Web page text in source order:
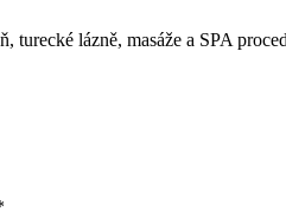
turecké lázně, masáže a SPA